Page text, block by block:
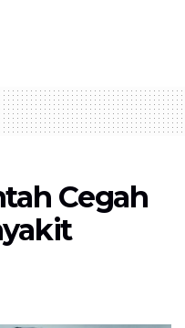
Cegah